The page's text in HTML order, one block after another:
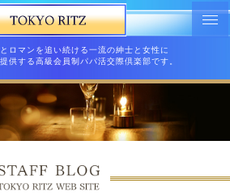
ロマンを追い続ける一流の紳士と女性に
供する高級会員制パパ活交際倶楽部です。